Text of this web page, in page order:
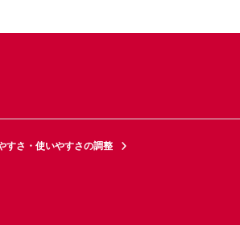
すさ・使いやすさの調整